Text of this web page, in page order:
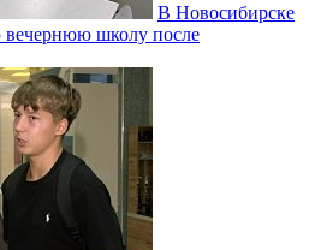
В Новосибирске
школу после